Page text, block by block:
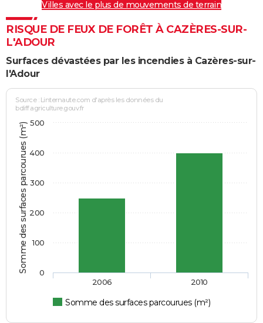
Villes avec le plus de mouvements de terrain
RISQUE DE FEUX DE FORÊT À CAZÈRES-SUR-
L'ADOUR
Surfaces dévastées par les incendies à Cazères-sur-
l'Adour
Somme des surfaces parcourues (m²)
Source : Linternaute.com d'après les données du
bdiff.agriculture.gouv.fr
Somme des surfaces parcourues (m²)
2006 2010
0
100
200
300
400
500